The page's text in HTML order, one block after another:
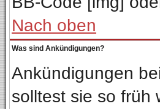
Nach oben
Was sind Ankündigungen?
Ankündigungen
solltest sie so früh